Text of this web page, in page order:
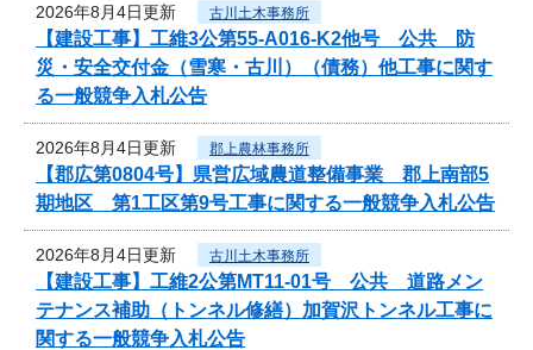
2026年8月4日更新 古川土木事務所
【建設工事】工維3公第55-A016-K2他号 公共 防
災・安全交付金（雪寒・古川）（債務）他工事に関す
る一般競争入札公告
2026年8月4日更新 郡上農林事務所
【郡広第0804号】県営広域農道整備事業 郡上南部5
期地区 第1工区第9号工事に関する一般競争入札公告
2026年8月4日更新 古川土木事務所
【建設工事】工維2公第MT11-01号 公共 道路メン
テナンス補助（トンネル修繕）加賀沢トンネル工事に
関する一般競争入札公告